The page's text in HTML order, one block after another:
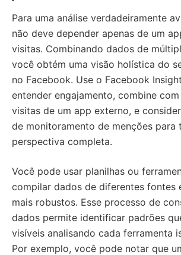
Para uma análise verdadeiramente
não deve depender apenas de um
visitas. Combinando dados de
você obtém uma visão holística do
no Facebook. Use o Facebook
entender engajamento, combine
visitas de um app externo, e
de monitoramento de menções para
perspectiva completa.
Você pode usar planilhas ou
compilar dados de diferentes fontes
mais robustos. Esse processo de
dados permite identificar padrões
visíveis analisando cada ferramenta
Por exemplo, você pode notar que